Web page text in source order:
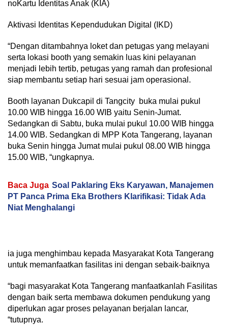
noKartu Identitas Anak (KIA)
Aktivasi Identitas Kependudukan Digital (IKD)
“Dengan ditambahnya loket dan petugas yang melayani
serta lokasi booth yang semakin luas kini pelayanan
menjadi lebih tertib, petugas yang ramah dan profesional
siap membantu setiap hari sesuai jam operasional.
Booth layanan Dukcapil di Tangcity buka mulai pukul
10.00 WIB hingga 16.00 WIB yaitu Senin-Jumat.
Sedangkan di Sabtu, buka mulai pukul 10.00 WIB hingga
14.00 WIB. Sedangkan di MPP Kota Tangerang, layanan
buka Senin hingga Jumat mulai pukul 08.00 WIB hingga
15.00 WIB, “ungkapnya.
Baca Juga Soal Paklaring Eks Karyawan, Manajemen
PT Panca Prima Eka Brothers Klarifikasi: Tidak Ada
Niat Menghalangi
ia juga menghimbau kepada Masyarakat Kota Tangerang
untuk memanfaatkan fasilitas ini dengan sebaik-baiknya
“bagi masyarakat Kota Tangerang manfaatkanlah Fasilitas
dengan baik serta membawa dokumen pendukung yang
diperlukan agar proses pelayanan berjalan lancar,
“tutupnya.